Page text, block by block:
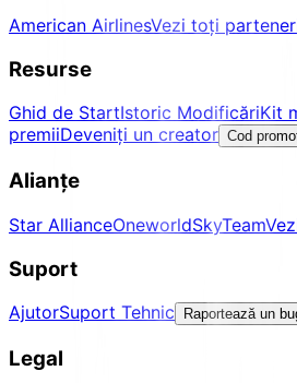
American AirlinesVezi toți
Resurse
Ghid de StartIstoric ModificăriKit
premiiDeveniți un creator Cod
Alianțe
Star AllianceOneworldSkyTeam
Suport
AjutorSuport Tehnic Raportează un
Legal